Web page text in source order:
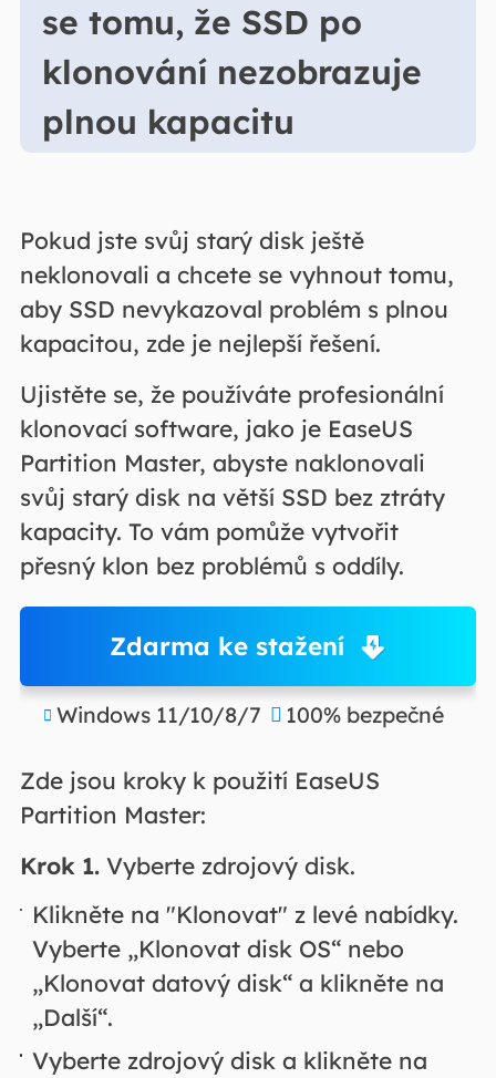
se tomu, že SSD po
klonování nezobrazuje
plnou kapacitu
Pokud jste svůj starý disk ještě
neklonovali a chcete se vyhnout tomu,
aby SSD nevykazoval problém s plnou
kapacitou, zde je nejlepší řešení.
Ujistěte se, že používáte profesionální
klonovací software, jako je EaseUS
Partition Master, abyste naklonovali
svůj starý disk na větší SSD bez ztráty
kapacity. To vám pomůže vytvořit
přesný klon bez problémů s oddíly.
Zdarma ke stažení
 Windows 11/10/8/7  100% bezpečné
Zde jsou kroky k použití EaseUS
Partition Master:
Krok 1.Vyberte zdrojový disk.
Klikněte na "Klonovat" z levé nabídky.
Vyberte „Klonovat disk OS“ nebo
„Klonovat datový disk“ a klikněte na
„Další“.
Vyberte zdrojový disk a klikněte na